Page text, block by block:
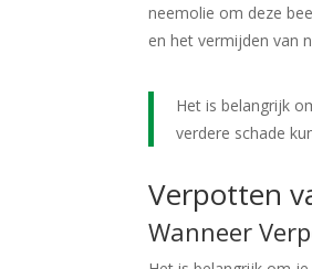
neemolie om deze
en het vermijden van
Het is belangrijk
verdere schade
Verpotten
Wanneer